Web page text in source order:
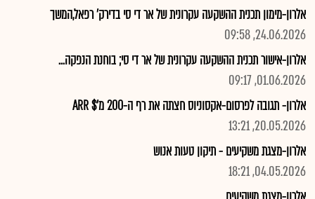
אלרון-מימון תכנית ההשקעה עקרונית של אר די סי בדירק' רפאל,המשך
24.06.2026, 09:58
אלרון-אישור תכנית ההשקעה עקרונית של אר די סי; בוחנת הנפקה...
01.06.2026, 09:17
אלרון- תגובה לפרסום-אקסוניוס חצתה את רף ה-200 מ'$ ARR
20.05.2026, 13:21
אלרון-מצגת משקיעים - תיקון טעות אנוש
04.05.2026, 18:21